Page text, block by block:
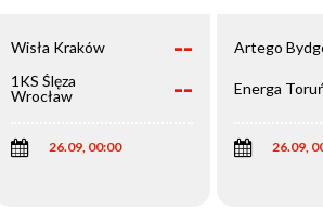
Wisła Kraków --
1KS Ślęza
Wrocław
--
26.09, 00:00
Artego
Energa
26.09,